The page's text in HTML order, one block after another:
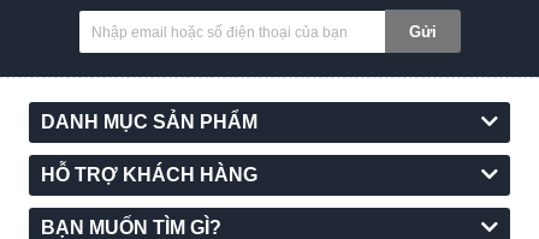
Gửi
DANH MỤC SẢN PHẨM
HỖ TRỢ KHÁCH HÀNG
BẠN MUỐN TÌM GÌ?